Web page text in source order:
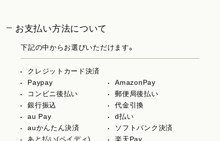
お支払い方法について
下記の中からお選びいただけます。
クレジットカード決済
Paypay
AmazonPay
コンビニ後払い
郵便局後払い
銀行振込
代金引換
au Pay
d払い
auかんたん決済
ソフトバンク決済
あと払い(ペイディ)
楽天Pay